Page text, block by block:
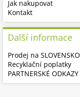
Jak nakupovat
Kontakt
Další informace
Prodej na SLOVENSKO
Recyklační poplatky
PARTNERSKÉ ODKAZY